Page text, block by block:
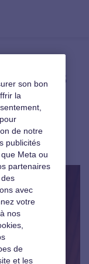
dans
?
2020
son bon
la
de notre
publicités
Meta ou
partenaires
avec
votre
nos
de
et les